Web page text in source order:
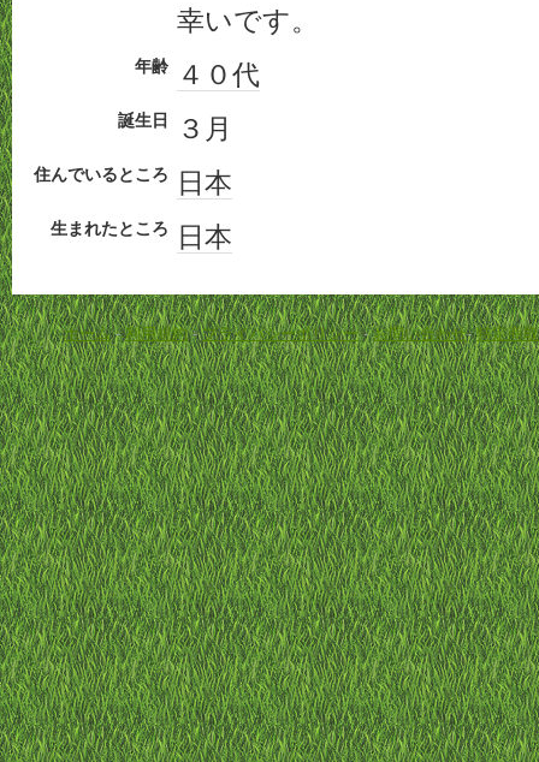
幸いです。
年齢 ４０代
誕生日 ３月
住んでいるところ 日本
生まれたところ 日本
ホーム-利用規約-プライバシーポリシー-お問い合わせ-特定商